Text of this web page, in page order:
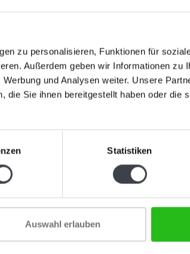
zu personalisieren, Funktionen für
Außerdem geben wir Informationen zu
und Analysen weiter. Unsere
die Sie ihnen bereitgestellt haben oder die
Statistiken
Auswahl erlauben
die Kunst mit Herz und einer